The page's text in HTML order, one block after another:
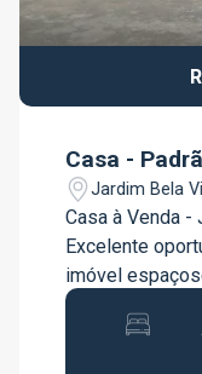
Casa -
Jardim Bela
Casa à Venda
Excelente
imóvel
bem
praticidade para toda a